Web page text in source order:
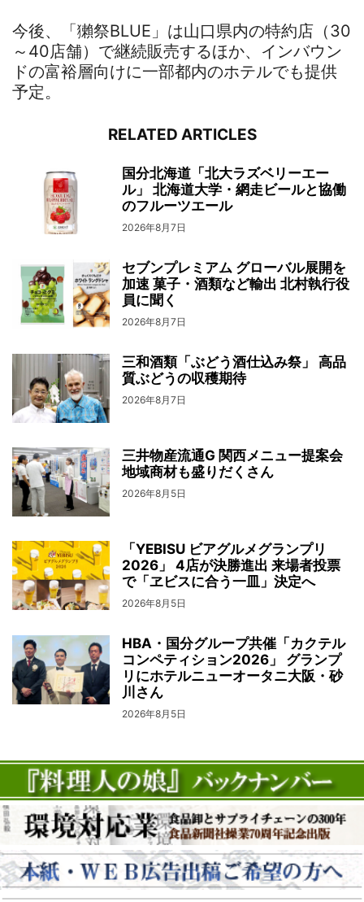
今後、「獺祭BLUE」は山口県内の特約店（30
～40店舗）で継続販売するほか、インバウン
ドの富裕層向けに一部都内のホテルでも提供
予定。
RELATED ARTICLES
国分北海道「北大ラズベリーエー
ル」 北海道大学・網走ビールと協働
のフルーツエール
2026年8月7日
セブンプレミアム グローバル展開を
加速 菓子・酒類など輸出 北村執行役
員に聞く
2026年8月7日
三和酒類「ぶどう酒仕込み祭」 高品
質ぶどうの収穫期待
2026年8月7日
三井物産流通G 関西メニュー提案会
地域商材も盛りだくさん
2026年8月5日
「YEBISU ビアグルメグランプリ
2026」 4店が決勝進出 来場者投票
で「ヱビスに合う一皿」決定へ
2026年8月5日
HBA・国分グループ共催「カクテル
コンペティション2026」 グランプ
リにホテルニューオータニ大阪・砂
川さん
2026年8月5日